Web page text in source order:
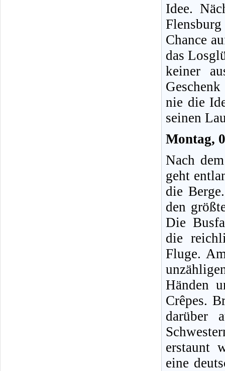
Idee.
Chance
das
keiner
nie die
seinen
Montag,
Nach
geht
die
den
Die
die
Fluge.
Händen
Crêpes.
darüber
erstaunt
eine